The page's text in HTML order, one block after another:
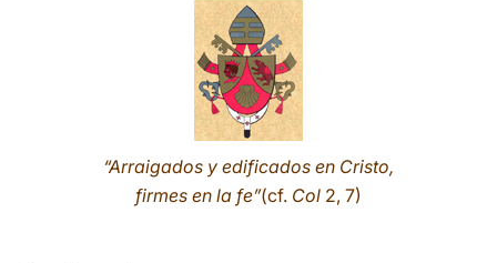
“Arraigados y edificados en Cristo,
firmes en la fe”(cf. Col 2, 7)